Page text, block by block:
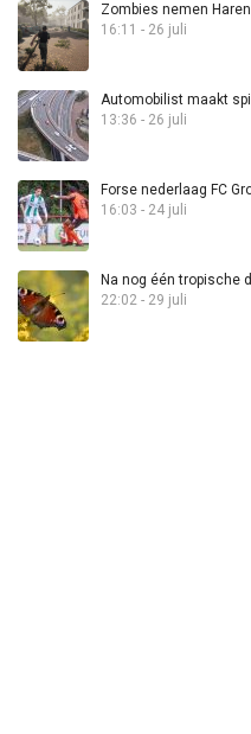
Zombies nemen
16:11 - 26 juli
Automobilist maakt
13:36 - 26 juli
Forse nederlaag FC
16:03 - 24 juli
Na nog één tropische
22:02 - 29 juli